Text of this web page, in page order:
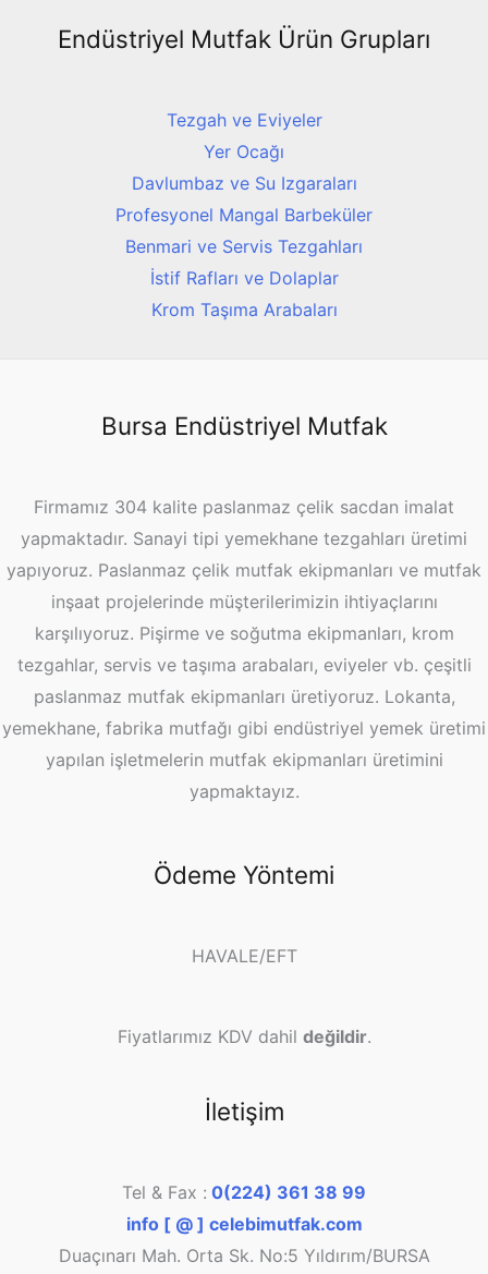
Endüstriyel Mutfak Ürün Grupları
Tezgah ve Eviyeler
Yer Ocağı
Davlumbaz ve Su Izgaraları
Profesyonel Mangal Barbeküler
Benmari ve Servis Tezgahları
İstif Rafları ve Dolaplar
Krom Taşıma Arabaları
Bursa Endüstriyel Mutfak
Firmamız 304 kalite paslanmaz çelik sacdan imalat
yapmaktadır. Sanayi tipi yemekhane tezgahları üretimi
yapıyoruz. Paslanmaz çelik mutfak ekipmanları ve mutfak
inşaat projelerinde müşterilerimizin ihtiyaçlarını
karşılıyoruz. Pişirme ve soğutma ekipmanları, krom
tezgahlar, servis ve taşıma arabaları, eviyeler vb. çeşitli
paslanmaz mutfak ekipmanları üretiyoruz. Lokanta,
yemekhane, fabrika mutfağı gibi endüstriyel yemek üretimi
yapılan işletmelerin mutfak ekipmanları üretimini
yapmaktayız.
Ödeme Yöntemi
HAVALE/EFT
Fiyatlarımız KDV dahil değildir.
İletişim
Tel & Fax : 0(224) 361 38 99
info [ @ ] celebimutfak.com
Duaçınarı Mah. Orta Sk. No:5 Yıldırım/BURSA